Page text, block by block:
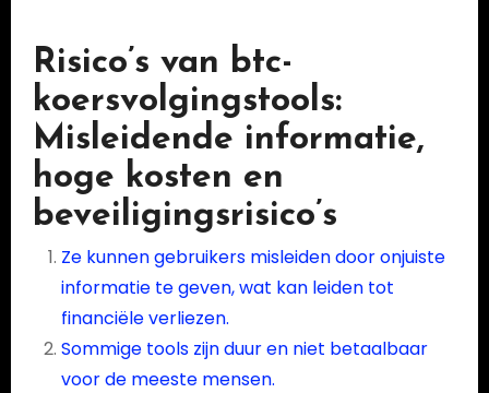
Risico’s van btc-
koersvolgingstools:
Misleidende informatie,
hoge kosten en
beveiligingsrisico’s
Ze kunnen gebruikers misleiden door onjuiste
informatie te geven, wat kan leiden tot
financiële verliezen.
Sommige tools zijn duur en niet betaalbaar
voor de meeste mensen.